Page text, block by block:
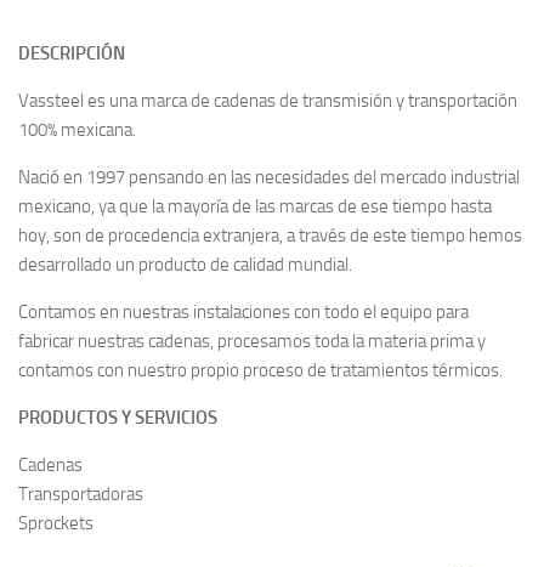
DESCRIPCIÓN
Vassteel es una marca de cadenas de transmisión y transportación
100% mexicana.
Nació en 1997 pensando en las necesidades del mercado industrial
mexicano, ya que la mayoría de las marcas de ese tiempo hasta
hoy, son de procedencia extranjera, a través de este tiempo hemos
desarrollado un producto de calidad mundial.
Contamos en nuestras instalaciones con todo el equipo para
fabricar nuestras cadenas, procesamos toda la materia prima y
contamos con nuestro propio proceso de tratamientos térmicos.
PRODUCTOS Y SERVICIOS
Cadenas
Transportadoras
Sprockets